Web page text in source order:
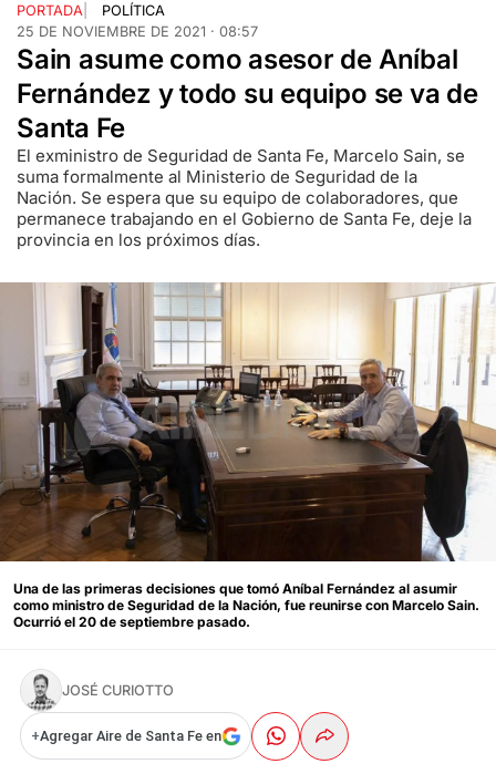
PORTADA
POLÍTICA
25 DE NOVIEMBRE DE 2021 · 08:57
Sain asume como asesor de Aníbal
Fernández y todo su equipo se va de
Santa Fe
El exministro de Seguridad de Santa Fe, Marcelo Sain, se
suma formalmente al Ministerio de Seguridad de la
Nación. Se espera que su equipo de colaboradores, que
permanece trabajando en el Gobierno de Santa Fe, deje la
provincia en los próximos días.
Una de las primeras decisiones que tomó Aníbal Fernández al asumir
como ministro de Seguridad de la Nación, fue reunirse con Marcelo Sain.
Ocurrió el 20 de septiembre pasado.
JOSÉ CURIOTTO
+Agregar Aire de Santa Fe en